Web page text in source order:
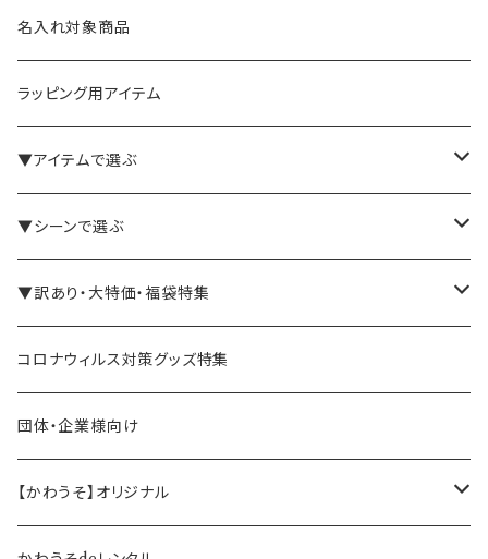
名入れ対象商品
ラッピング用アイテム
▼アイテムで選ぶ
バインダー・メモパッド
手帳・ノート
ペン立て・収納ケース・トレイ
バッグ・かばん
▼シーンで選ぶ
テレワーク・在宅ワーク向け
司会・セミナー講師向け
営業マン向け
事務職の方向け
▼訳あり・大特価・福袋特集
アウトレット商品
福袋・まとめ買い
コロナウィルス対策グッズ特集
団体・企業様向け
【かわうそ】オリジナル